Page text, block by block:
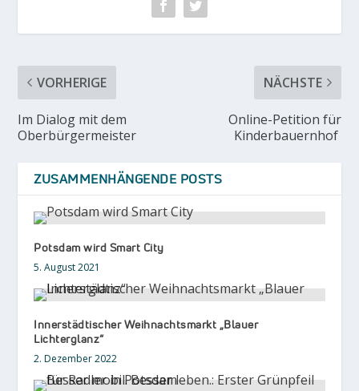
VORHERIGE
Im Dialog mit dem
Oberbürgermeister
NÄCHSTE
Online-Petition für
Kinderbauernhof
ZUSAMMENHÄNGENDE POSTS
Potsdam wird Smart City
5. August 2021
Innerstädtischer Weihnachtsmarkt „Blauer
Lichterglanz“
2. Dezember 2022